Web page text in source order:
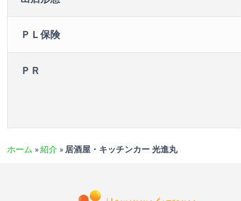
ＰＬ保険
ＰＲ
ホーム » 紹介 » 居酒屋・キッチンカー 光進丸